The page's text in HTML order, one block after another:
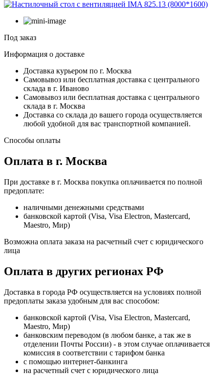
Под заказ
Информация о доставке
Доставка курьером по г. Москва
Самовывоз или бесплатная доставка с центрального
склада в г. Иваново
Самовывоз или бесплатная доставка с центрального
склада в г. Москва
Доставка со склада до вашего города осуществляется
любой удобной для вас транспортной компанией.
Способы оплаты
Оплата в г. Москва
При доставке в г. Москва покупка оплачивается по полной
предоплате:
наличными денежными средствами
банковской картой (Visa, Visa Electron, Mastercard,
Maestro, Мир)
Возможна оплата заказа на расчетный счет с юридического
лица
Оплата в других регионах РФ
Доставка в города РФ осуществляется на условиях полной
предоплаты заказа удобным для вас способом:
банковской картой (Visa, Visa Electron, Mastercard,
Maestro, Мир)
банковским переводом (в любом банке, а так же в
отделении Почты России) - в этом случае оплачивается
комиссия в соответствии с тарифом банка
с помощью интернет-банкинга
на расчетный счет с юридического лица